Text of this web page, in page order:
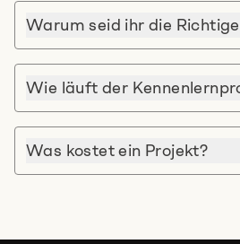
Warum seid ihr die
Wie läuft der
Was kostet ein Projekt?